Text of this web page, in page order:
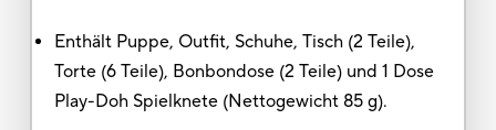
Enthält Puppe, Outfit, Schuhe, Tisch (2 Teile),
Torte (6 Teile), Bonbondose (2 Teile) und 1 Dose
Play-Doh Spielknete (Nettogewicht 85 g).